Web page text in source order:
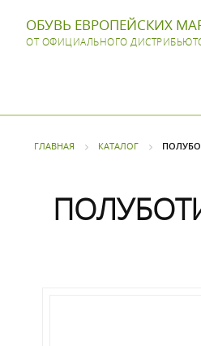
ОБУВЬ ЕВРОПЕЙСКИХ
ОТ ОФИЦИАЛЬНОГО
ГЛАВНАЯ КАТАЛОГ